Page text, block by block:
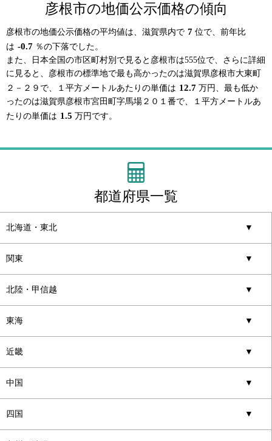
彦根市の地価公示価格の傾向
彦根市の地価公示価格の平均値は、滋賀県内で 7 位で、前年比
は -0.7 ％の下落でした。
また、日本全国の市区町村別で見ると彦根市は555位で、さらに詳細
に見ると、彦根市の標準地で最も高かったのは滋賀県彦根市大東町
２－２９で、１平方メートルあたりの単価は 12.7 万円、最も低か
ったのは滋賀県彦根市宮田町字馬場２０１番で、１平方メートルあ
たりの単価は 1.5 万円です。
都道府県一覧
北海道・東北 ▼
関東 ▼
北陸・甲信越 ▼
東海 ▼
近畿 ▼
中国 ▼
四国 ▼